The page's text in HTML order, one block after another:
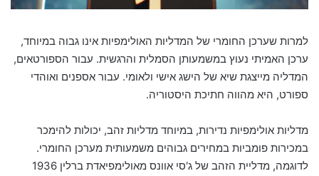
למרות שערכן החומרי של המדליות האולימפיות אינו גבוה במיוחד,
ערכן האמיתי נעוץ במשמעותן הסמלית והרגשית. עבור הספורטאים,
המדליה מייצגת שיא של הישג אישי ולאומי. עבור אספנים ואוהדי
ספורט, היא מהווה חתיכת היסטוריה.
מדליות אולימפיות נדירות, במיוחד מדליות זהב, יכולות להימכר
במכירות פומביות במחירים גבוהים משמעותית מערכן החומרי.
לדוגמה, מדליית הזהב של ג'סי אוונס מאולימפיאדת ברלין 1936